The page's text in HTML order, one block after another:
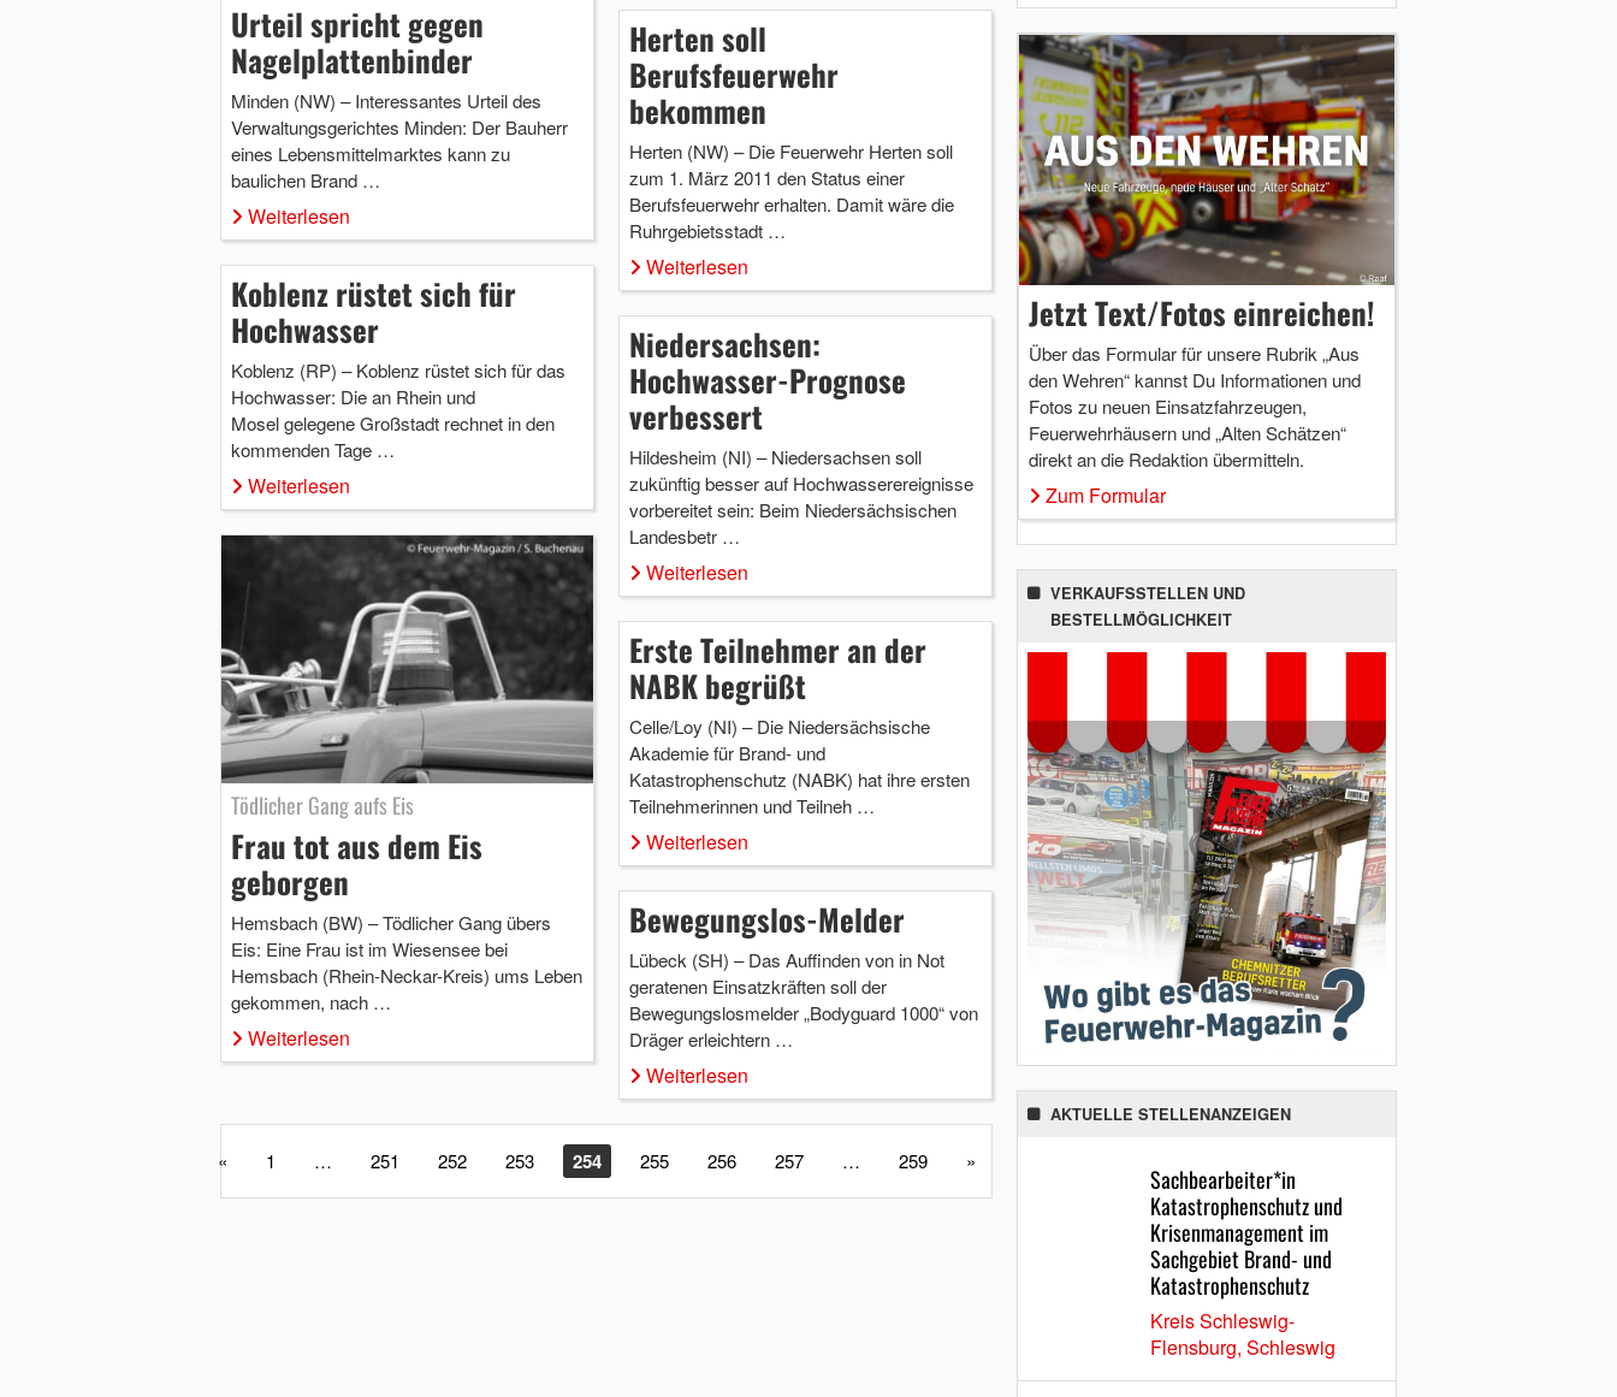
Herten soll
Berufsfeuerwehr
bekommen
Herten (NW) – Die Feuerwehr Herten soll
zum 1. März 2011 den Status einer
Berufsfeuerwehr erhalten. Damit wäre die
Ruhrgebietsstadt …
Weiterlesen
Urteil spricht gegen
Nagelplattenbinder
Minden (NW) – Interessantes Urteil des
Verwaltungsgerichtes Minden: Der Bauherr
eines Lebensmittelmarktes kann zu
baulichen Brand …
Weiterlesen
Niedersachsen:
Hochwasser-Prognose
verbessert
Hildesheim (NI) – Niedersachsen soll
zukünftig besser auf Hochwasserereignisse
vorbereitet sein: Beim Niedersächsischen
Landesbetr …
Weiterlesen
Koblenz rüstet sich für
Hochwasser
Koblenz (RP) – Koblenz rüstet sich für das
Hochwasser: Die an Rhein und
Mosel gelegene Großstadt rechnet in den
kommenden Tage …
Weiterlesen
Erste Teilnehmer an der
NABK begrüßt
Celle/Loy (NI) – Die Niedersächsische
Akademie für Brand- und
Katastrophenschutz (NABK) hat ihre ersten
Teilnehmerinnen und Teilneh …
Weiterlesen
Tödlicher Gang aufs Eis
Frau tot aus dem Eis
geborgen
Hemsbach (BW) – Tödlicher Gang übers
Eis: Eine Frau ist im Wiesensee bei
Hemsbach (Rhein-Neckar-Kreis) ums Leben
gekommen, nach …
Weiterlesen
Bewegungslos-Melder
Lübeck (SH) – Das Auffinden von in Not
geratenen Einsatzkräften soll der
Bewegungslosmelder „Bodyguard 1000“ von
Dräger erleichtern …
Weiterlesen
« 1 … 251 252 253 254 255 256 257 … 259 »
Jetzt Text/Fotos einreichen!
Über das Formular für unsere Rubrik „Aus
den Wehren“ kannst Du Informationen und
Fotos zu neuen Einsatzfahrzeugen,
Feuerwehrhäusern und „Alten Schätzen“
direkt an die Redaktion übermitteln.
Zum Formular
VERKAUFSSTELLEN UND
BESTELLMÖGLICHKEIT
AKTUELLE STELLENANZEIGEN
Sachbearbeiter*in
Katastrophenschutz und
Krisenmanagement im
Sachgebiet Brand- und
Katastrophenschutz
Kreis Schleswig-
Flensburg, Schleswig